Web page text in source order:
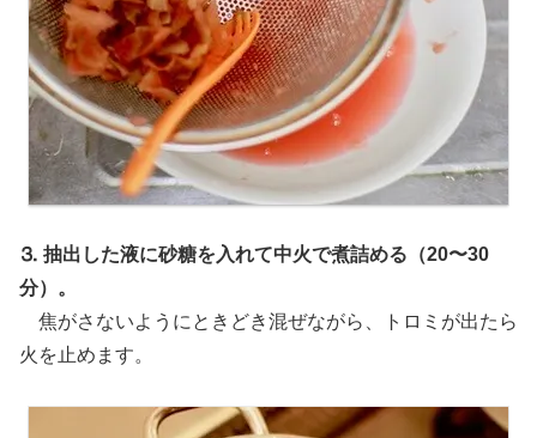
⒊ 抽出した液に砂糖を入れて中火で煮詰める（20〜30
分）。
焦がさないようにときどき混ぜながら、トロミが出たら
火を止めます。